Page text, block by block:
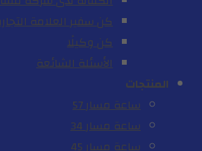
كن سفير العلامة
كن وكيلًا
الأسئلة الشائعة
المنتجات
ساعة مسار 57
ساعة مسار 34